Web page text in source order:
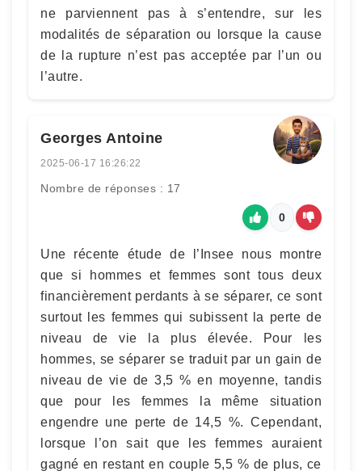
ne parviennent pas à s’entendre, sur les
modalités de séparation ou lorsque la cause
de la rupture n’est pas acceptée par l’un ou
l’autre.
Georges Antoine
2025-06-17 16:26:22
Nombre de réponses : 17
0
Une récente étude de l’Insee nous montre
que si hommes et femmes sont tous deux
financièrement perdants à se séparer, ce sont
surtout les femmes qui subissent la perte de
niveau de vie la plus élevée. Pour les
hommes, se séparer se traduit par un gain de
niveau de vie de 3,5 % en moyenne, tandis
que pour les femmes la même situation
engendre une perte de 14,5 %. Cependant,
lorsque l’on sait que les femmes auraient
gagné en restant en couple 5,5 % de plus, ce